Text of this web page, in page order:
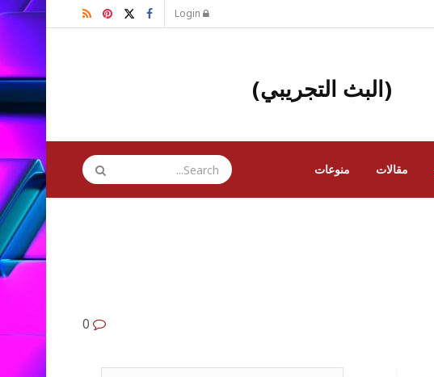
(البث التجريبي)
مقالات منوعات